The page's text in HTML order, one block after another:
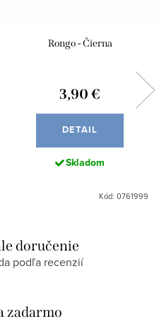
Rongo - Čierna
3,90 €
DETAIL
Skladom
Kód: 0761999
doručenie
podľa recenzií
zadarmo